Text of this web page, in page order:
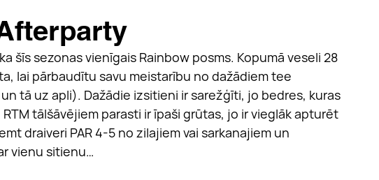
šīs sezonas vienīgais Rainbow posms. Kopumā veseli 28
lai pārbaudītu savu meistarību no dažādiem tee
tā uz apli). Dažādie izsitieni ir sarežģīti, jo bedres, kuras
tālšāvējiem parasti ir īpaši grūtas, jo ir vieglāk apturēt
draiveri PAR 4-5 no zilajiem vai sarkanajiem un
vienu sitienu…